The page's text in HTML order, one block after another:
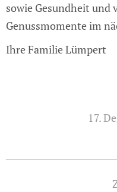
sowie Gesundheit und
Genussmomente im
Ihre Familie Lümpert
17.